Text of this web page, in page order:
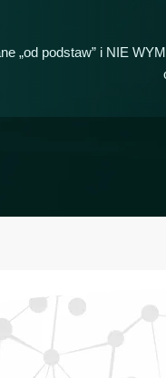
„od podstaw” i NIE